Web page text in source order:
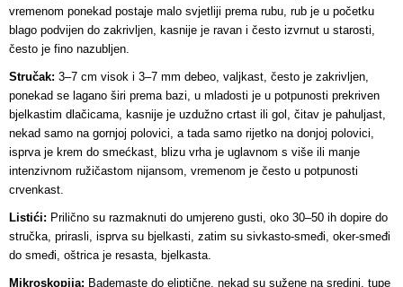
vremenom ponekad postaje malo svjetliji prema rubu, rub je u početku
blago podvijen do zakrivljen, kasnije je ravan i često izvrnut u starosti,
često je fino nazubljen.
Stručak: 3–7 cm visok i 3–7 mm debeo, valjkast, često je zakrivljen,
ponekad se lagano širi prema bazi, u mladosti je u potpunosti prekriven
bjelkastim dlačicama, kasnije je uzdužno crtast ili gol, čitav je pahuljast,
nekad samo na gornjoj polovici, a tada samo rijetko na donjoj polovici,
isprva je krem do smećkast, blizu vrha je uglavnom s više ili manje
intenzivnom ružičastom nijansom, vremenom je često u potpunosti
crvenkast.
Listići: Prilično su razmaknuti do umjereno gusti, oko 30–50 ih dopire do
stručka, prirasli, isprva su bjelkasti, zatim su sivkasto-smeđi, oker-smeđi
do smeđi, oštrica je resasta, bjelkasta.
Mikroskopija: Bademaste do eliptične, nekad su sužene na sredini, tupe